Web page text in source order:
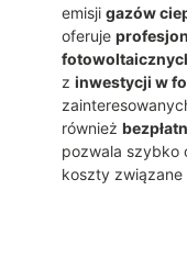
emisji gazów
oferuje
z inwestycji w
również
pozwala szybko
koszty